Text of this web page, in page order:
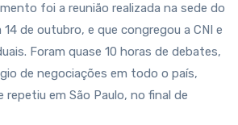
foi a reunião realizada na sede do
14 de outubro, e que congregou a CNI e
Foram quase 10 horas de debates,
de negociações em todo o país,
repetiu em São Paulo, no final de